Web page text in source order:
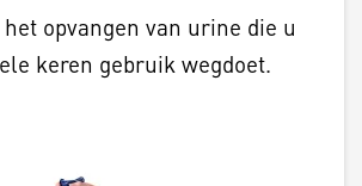
opvangen van urine die u
keren gebruik wegdoet.